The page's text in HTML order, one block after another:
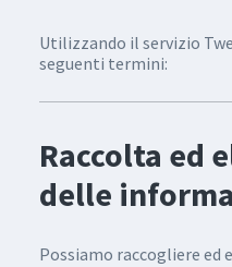
Utilizzando il servizio
seguenti termini:
Raccolta ed
delle
Possiamo raccogliere